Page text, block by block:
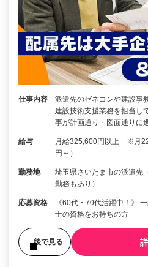
仕事内容
派遣先のゼネコンや建設事
建設技術支援業務を担当し
事が計画通り・図面通りに
給与
月給325,600円以上 ※月
円～）
勤務地
埼玉県さいたま市の派遣先
勤務もあり）
応募資格
《60代・70代活躍中！》
士の資格をお持ちの方
後で見る